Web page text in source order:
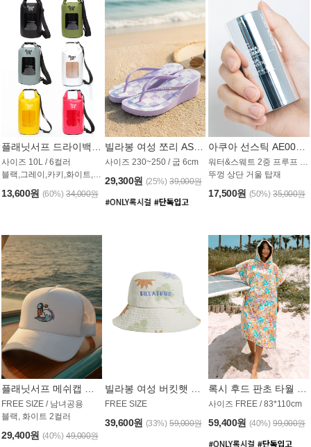
사이즈 10L / 6컬러
블랙,그레이,카키,화이트,옐로우,핑크
13,600원 (60%) 34,000원
사이즈 230~250 / 굽 6cm
29,300원 (25%) 39,000원
워터&스웨트 2중 프루프 / SPF 50+
뚜껑 상단 거울 탑재
17,500원 (50%) 35,000원
FREE SIZE / 남녀공용
블랙, 화이트 2컬러
29,400원 (40%) 49,000원
FREE SIZE
39,600원 (33%) 59,000원
사이즈 FREE / 83*110cm
59,400원 (40%) 99,000원